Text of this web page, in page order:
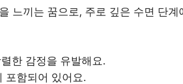
느끼는 꿈으로, 주로 깊은 수면 단
한 감정을 유발해요.
포함되어 있어요.